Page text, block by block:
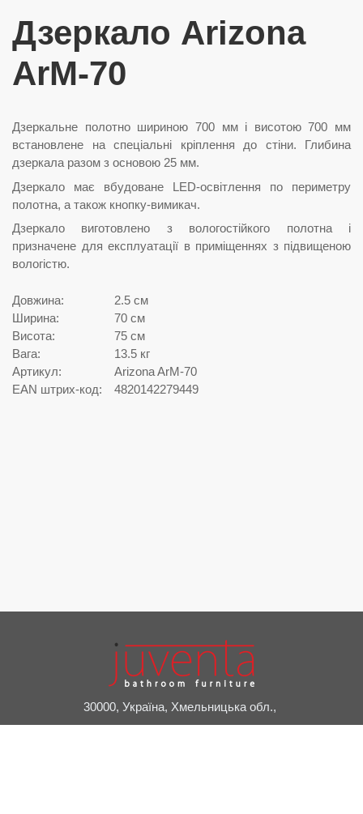
Дзеркало Arizona
ArM-70
Дзеркальне полотно шириною 700 мм і висотою 700 мм
встановлене на спеціальні кріплення до стіни. Глибина
дзеркала разом з основою 25 мм.
Дзеркало має вбудоване LED-освітлення по периметру
полотна, а також кнопку-вимикач.
Дзеркало виготовлено з вологостійкого полотна і
призначене для експлуатації в приміщеннях з підвищеною
вологістю.
Довжина:
2.5 см
Ширина:
70 см
Висота:
75 см
Вага:
13.5 кг
Артикул:
Arizona ArM-70
EAN штрих-код:
4820142279449
30000, Україна, Хмельницька обл.,